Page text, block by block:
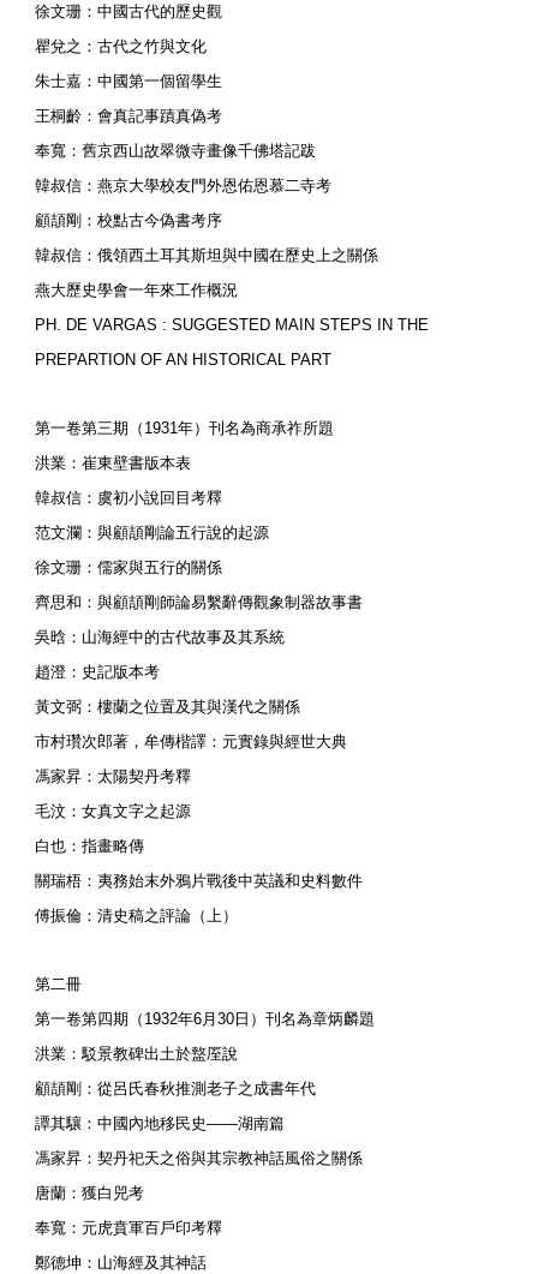
徐文珊：中國古代的歷史觀
瞿兌之：古代之竹與文化
朱士嘉：中國第一個留學生
王桐齡：會真記事蹟真偽考
奉寬：舊京西山故翠微寺畫像千佛塔記跋
韓叔信：燕京大學校友門外恩佑恩慕二寺考
顧頡剛：校點古今偽書考序
韓叔信：俄領西土耳其斯坦與中國在歷史上之關係
燕大歷史學會一年來工作概況
PH. DE VARGAS : SUGGESTED MAIN STEPS IN THE
PREPARTION OF AN HISTORICAL PART
第一卷第三期（1931年）刊名為商承祚所題
洪業：崔東壁書版本表
韓叔信：虞初小說回目考釋
范文瀾：與顧頡剛論五行說的起源
徐文珊：儒家與五行的關係
齊思和：與顧頡剛師論易繫辭傳觀象制器故事書
吳晗：山海經中的古代故事及其系統
趙澄：史記版本考
黃文弼：樓蘭之位置及其與漢代之關係
市村瓚次郎著，牟傳楷譯：元實錄與經世大典
馮家昇：太陽契丹考釋
毛汶：女真文字之起源
白也：指畫略傳
關瑞梧：夷務始末外鴉片戰後中英議和史料數件
傅振倫：清史稿之評論（上）
第二冊
第一卷第四期（1932年6月30日）刊名為章炳麟題
洪業：駁景教碑出土於盩厔說
顧頡剛：從呂氏春秋推測老子之成書年代
譚其驤：中國內地移民史——湖南篇
馮家昇：契丹祀天之俗與其宗教神話風俗之關係
唐蘭：獲白兕考
奉寬：元虎賁軍百戶印考釋
鄭德坤：山海經及其神話